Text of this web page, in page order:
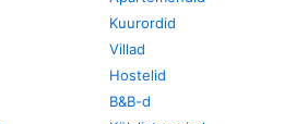
Kuurordid
Villad
Hostelid
B&B-d